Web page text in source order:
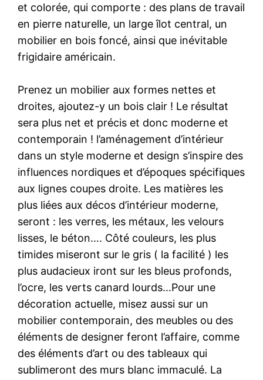
et colorée, qui comporte : des plans de travail
en pierre naturelle, un large îlot central, un
mobilier en bois foncé, ainsi que inévitable
frigidaire américain.
Prenez un mobilier aux formes nettes et
droites, ajoutez-y un bois clair ! Le résultat
sera plus net et précis et donc moderne et
contemporain ! l’aménagement d’intérieur
dans un style moderne et design s’inspire des
influences nordiques et d’époques spécifiques
aux lignes coupes droite. Les matières les
plus liées aux décos d’intérieur moderne,
seront : les verres, les métaux, les velours
lisses, le béton…. Côté couleurs, les plus
timides miseront sur le gris ( la facilité ) les
plus audacieux iront sur les bleus profonds,
l’ocre, les verts canard lourds…Pour une
décoration actuelle, misez aussi sur un
mobilier contemporain, des meubles ou des
éléments de designer feront l’affaire, comme
des éléments d’art ou des tableaux qui
sublimeront des murs blanc immaculé. La